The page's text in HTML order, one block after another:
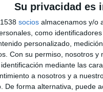
Su privacidad es
socios almacenamos y/o
como
personalizado,
Con su permiso, nosotros y
mediante las
a nosotros y a
De forma alternativa, puede
fets i la
defenses. Un
agent dels
encarregar de
de la